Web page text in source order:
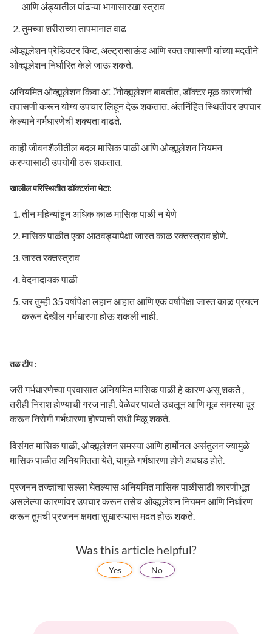
आणि अंड्यातील पांढऱ्या भागासारखा स्त्राव
तुमच्या शरीराच्या तापमानात वाढ
ओव्ह्यूलेशन प्रेडिक्टर किट, अल्ट्रासाऊंड आणि रक्त तपासणी यांच्या मदतीने
ओव्ह्यूलेशन निर्धारित केले जाऊ शकते.
अनियमित ओव्ह्यूलेशन किंवा अॅनोव्ह्यूलेशन बाबतीत, डॉक्टर मूळ कारणांची
तपासणी करून योग्य उपचार लिहून देऊ शकतात. अंतर्निहित स्थितीवर उपचार
केल्याने गर्भधारणेची शक्यता वाढते.
काही जीवनशैलीतील बदल मासिक पाळी आणि ओव्ह्यूलेशन नियमन
करण्यासाठी उपयोगी ठरू शकतात.
खालील परिस्थितीत डॉक्टरांना भेटा:
तीन महिन्यांहून अधिक काळ मासिक पाळी न येणे
मासिक पाळीत एका आठवड्यापेक्षा जास्त काळ रक्तस्त्राव होणे.
जास्त रक्तस्त्राव
वेदनादायक पाळी
जर तुम्ही 35 वर्षांपेक्षा लहान आहात आणि एक वर्षापेक्षा जास्त काळ प्रयत्न
करून देखील गर्भधारणा होऊ शकली नाही.
तळ टीप :
जरी गर्भधारणेच्या प्रवासात अनियमित मासिक पाळी हे कारण असू शकते ,
तरीही निराश होण्याची गरज नाही. वेळेवर पावले उचलून आणि मूळ समस्या दूर
करून निरोगी गर्भधारणा होण्याची संधी मिळू शकते.
विसंगत मासिक पाळी, ओव्ह्यूलेशन समस्या आणि हार्मोनल असंतुलन ज्यामुळे
मासिक पाळीत अनियमितता येते, यामुळे गर्भधारणा होणे अवघड होते.
प्रजनन तज्ज्ञांचा सल्ला घेतल्यास अनियमित मासिक पाळीसाठी कारणीभूत
असलेल्या कारणांवर उपचार करून तसेच ओव्ह्यूलेशन नियमन आणि निर्धारण
करून तुमची प्रजनन क्षमता सुधारण्यास मदत होऊ शकते.
Was this article helpful?
Yes No